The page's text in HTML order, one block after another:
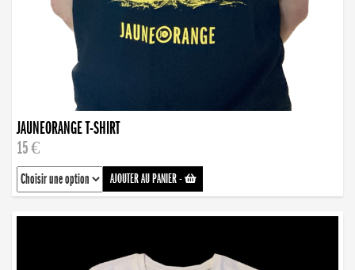
JAUNEORANGE T-SHIRT
15 €
AJOUTER AU PANIER-